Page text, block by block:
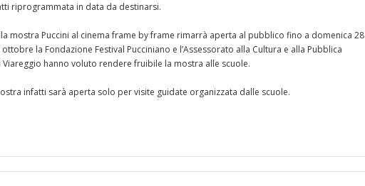
riprogrammata in data da destinarsi.
mostra Puccini al cinema frame by frame rimarrà aperta al pubblico fino a domenica 28
la Fondazione Festival Pucciniano e l’Assessorato alla Cultura e alla Pubblica
hanno voluto rendere fruibile la mostra alle scuole.
infatti sarà aperta solo per visite guidate organizzata dalle scuole.